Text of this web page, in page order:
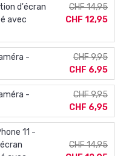
d'écran
avec
CHF 14,95
CHF 12,95
-
CHF 9,95
CHF 6,95
-
CHF 9,95
CHF 6,95
11 -
CHF 14,95